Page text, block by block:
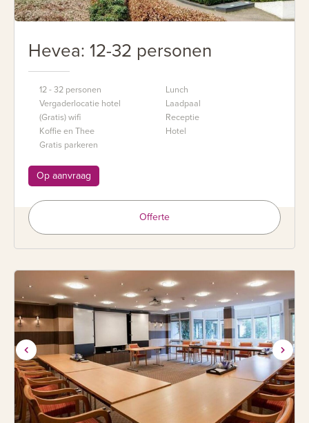
Hevea: 12-32 personen
12 - 32 personen
Vergaderlocatie hotel
(Gratis) wifi
Koffie en Thee
Gratis parkeren
Lunch
Laadpaal
Receptie
Hotel
Op aanvraag
Offerte